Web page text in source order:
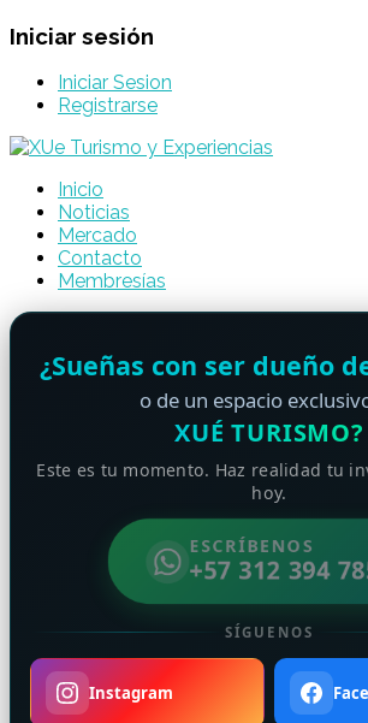
Iniciar sesión
Iniciar Sesion
Registrarse
Inicio
Noticias
Mercado
Contacto
Membresías
¿Sueñas con ser dueño
o de un espacio
XUÉ TURISMO?
Este es tu momento. Haz realidad tu
hoy.
ESCRÍBENOS
+57 312 394
SÍGUENOS
Instagram